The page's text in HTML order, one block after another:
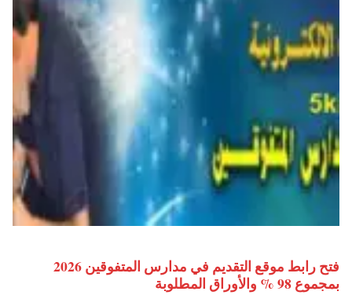
فتح رابط موقع التقديم في مدارس المتفوقين 2026
بمجموع 98 % والأوراق المطلوبة